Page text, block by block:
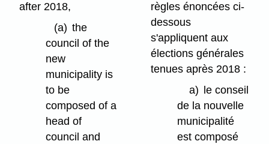
after 2018,
(a) the
council of the
new
municipality is
to be
composed of a
head of
council and
règles énoncées ci-
dessous
s'appliquent aux
élections générales
tenues après 2018 :
a)
le conseil
de la nouvelle
municipalité
est composé